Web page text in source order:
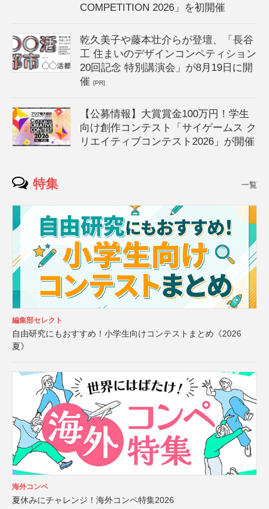
COMPETITION 2026」を初開催
乾久美子や藤本壮介らが登壇、「長谷
工 住まいのデザインコンペティション
20回記念 特別講演会」が8月19日に開
催[PR]
【公募情報】大賞賞金100万円！学生
向け創作コンテスト「サイゲームス ク
リエイティブコンテスト2026」が開催
特集 一覧
編集部セレクト
自由研究にもおすすめ！小学生向けコンテストまとめ《2026
夏》
海外コンペ
夏休みにチャレンジ！海外コンペ特集2026